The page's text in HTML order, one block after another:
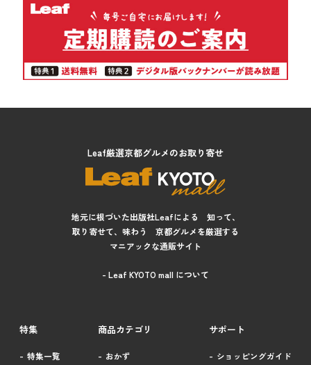
Leaf厳選京都グルメのお取り寄せ
地元に根づいた出版社Leafによる 知って、
取り寄せて、味わう 京都グルメを厳選する
マニアックな通販サイト
- Leaf KYOTO mall について
特集
特集一覧
商品カテゴリ
おかず
サポート
ショッピングガイド